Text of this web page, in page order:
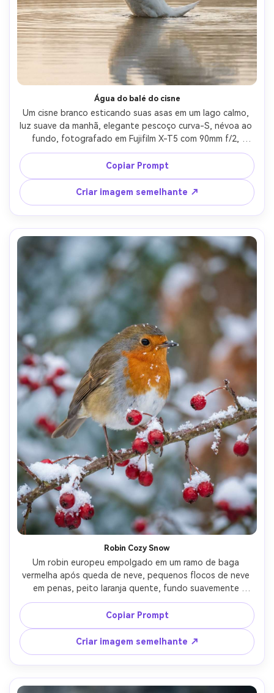
Água do balé do cisne
Um cisne branco esticando suas asas em um lago calmo,
luz suave da manhã, elegante pescoço curva-S, névoa ao
fundo, fotografado em Fujifilm X-T5 com 90mm f/2,
branco limpo sem recorte, textura fotorealista, gotas de
água finas, humor pacífico-AR 4:5
Copiar Prompt
Criar imagem semelhante ↗
Robin Cozy Snow
Um robin europeu empolgado em um ramo de baga
vermelha após queda de neve, pequenos flocos de neve
em penas, peito laranja quente, fundo suavemente
borrado, disparado em Canon 5D Mark IV com macro de
100mm, luz natural de inverno, detalhes fotorealistas,
acolhedora classificação de cores sazonais-AR 4:5
Copiar Prompt
Criar imagem semelhante ↗